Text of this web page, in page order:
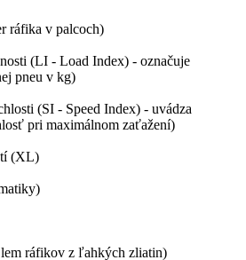
ráfika v palcoch)
(LI - Load Index) - označuje
pneu v kg)
(SI - Speed Index) - uvádza
pri maximálnom zaťažení)
(XL)
ráfikov z ľahkých zliatin)